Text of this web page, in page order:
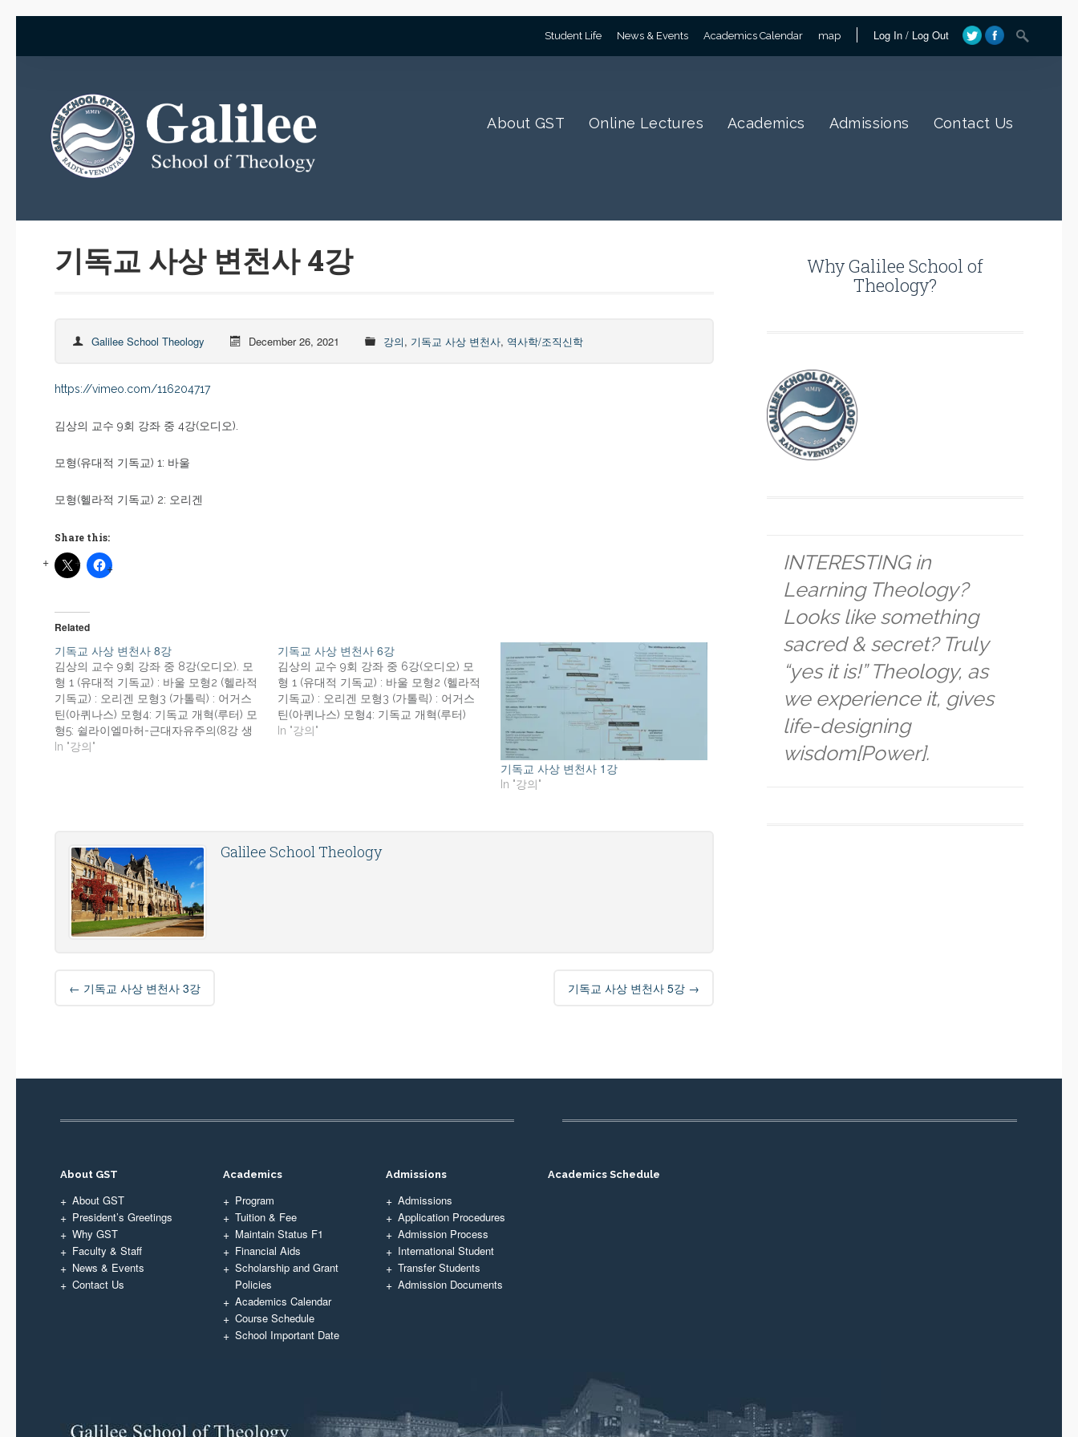
Student Life News & Events Academics Calendar map Log In/ Log Out
About GST Online Lectures Academics Admissions Contact Us
기독교 사상 변천사 4강
Galilee School Theology December 26, 2021 강의, 기독교 사상 변천사, 역사학/조직신학
https://vimeo.com/116204717
김상의 교수 9회 강좌 중 4강(오디오).
모형(유대적 기독교) 1: 바울
모형(헬라적 기독교) 2: 오리겐
Share this:
Related
기독교 사상 변천사 8강
김상의 교수 9회 강좌 중 8강(오디오). 모
형 1 (유대적 기독교) : 바울 모형2 (헬라적
기독교) : 오리겐 모형3 (가톨릭) : 어거스
틴(아퀴나스) 모형4: 기독교 개혁(루터) 모
형5: 쉴라이엘마허-근대자유주의(8강 생
락) 모형6: 바르트(에큐메니칼) _후기의 바
In "강의"
기독교 사상 변천사 6강
김상의 교수 9회 강좌 중 6강(오디오) 모
형 1 (유대적 기독교) : 바울 모형2 (헬라적
기독교) : 오리겐 모형3 (가톨릭) : 어거스
틴(아퀴나스) 모형4: 기독교 개혁(루터)
In "강의"
기독교 사상 변천사 1강
In "강의"
Galilee School Theology
Post
navigation
← 기독교 사상 변천사 3강 기독교 사상 변천사 5강 →
Why Galilee School of
Theology?
INTERESTING in
Learning Theology?
Looks like something
sacred & secret? Truly
“yes it is!” Theology, as
we experience it, gives
life-designing
wisdom[Power].
About GST
About GST
President’s Greetings
Why GST
Faculty & Staff
News & Events
Contact Us
Academics
Program
Tuition & Fee
Maintain Status F1
Financial Aids
Scholarship and Grant
Policies
Academics Calendar
Course Schedule
School Important Date
Admissions
Admissions
Application Procedures
Admission Process
International Student
Transfer Students
Admission Documents
Academics Schedule